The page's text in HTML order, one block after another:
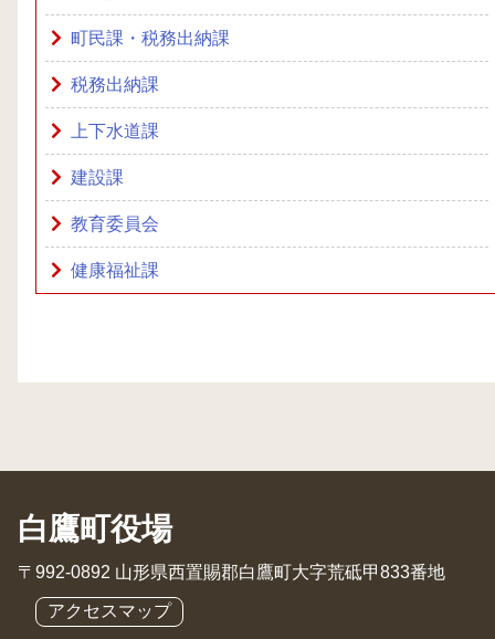
町民課・税務出納課
税務出納課
上下水道課
建設課
教育委員会
健康福祉課
白鷹町役場
〒992-0892 山形県西置賜郡白鷹町大字荒砥甲833番地
アクセスマップ